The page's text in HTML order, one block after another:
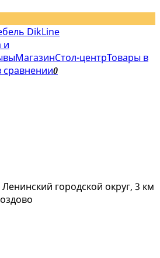
DikLine
и
МагазинСтол-центрТовары в
сравнении0
городской округ, 3 км